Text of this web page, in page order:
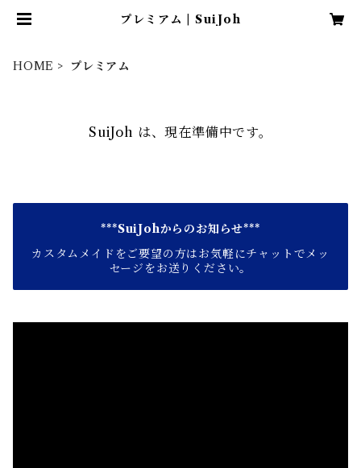
プレミアム | SuiJoh
HOME プレミアム
SuiJoh は、現在準備中です。
***SuiJohからのお知らせ***
カスタムメイドをご要望の方はお気軽にチャットでメッ
セージをお送りください。